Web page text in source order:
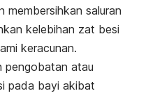
membersihkan saluran
kelebihan zat besi
keracunan.
pengobatan atau
pada bayi akibat